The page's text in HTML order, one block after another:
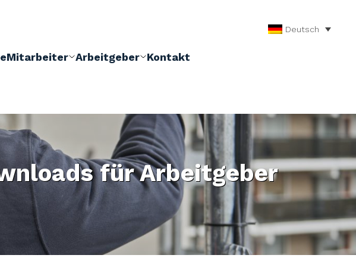
Deutsch
Mitarbeiter Arbeitgeber Kontakt
für Arbeitgeber